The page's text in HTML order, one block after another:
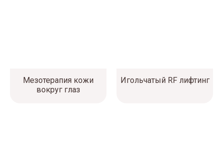
Мезотерапия кожи
вокруг глаз
Игольчатый RF лифтинг